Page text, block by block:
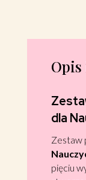
Opis
dla
Zestaw
pięciu